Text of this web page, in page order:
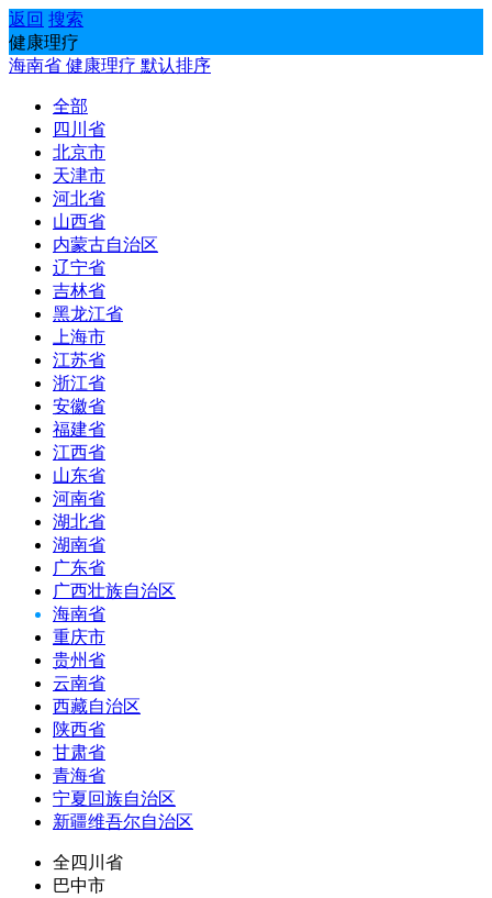
返回 搜索
健康理疗
海南省 健康理疗 默认排序
全部
四川省
北京市
天津市
河北省
山西省
内蒙古自治区
辽宁省
吉林省
黑龙江省
上海市
江苏省
浙江省
安徽省
福建省
江西省
山东省
河南省
湖北省
湖南省
广东省
广西壮族自治区
海南省
重庆市
贵州省
云南省
西藏自治区
陕西省
甘肃省
青海省
宁夏回族自治区
新疆维吾尔自治区
全四川省
巴中市